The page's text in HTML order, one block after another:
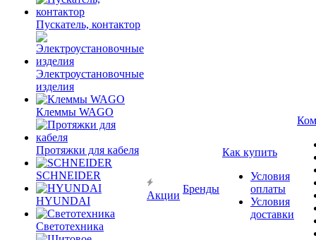
Пускатель, контактор
Электроустановочные
изделия
Клеммы WAGO
Протяжки для кабеля
SCHNEIDER
HYUNDAI
Светотехника
Акции
Бренды
Как купить
Условия
оплаты
Условия
доставки